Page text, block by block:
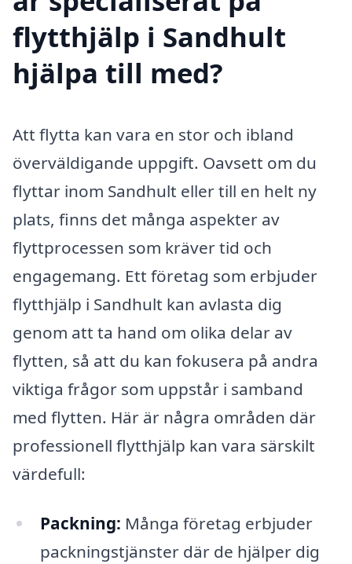
flytthjälp i Sandhult
hjälpa till med?
Att flytta kan vara en stor och ibland
överväldigande uppgift. Oavsett om du
flyttar inom Sandhult eller till en helt ny
plats, finns det många aspekter av
flyttprocessen som kräver tid och
engagemang. Ett företag som erbjuder
flytthjälp i Sandhult kan avlasta dig
genom att ta hand om olika delar av
flytten, så att du kan fokusera på andra
viktiga frågor som uppstår i samband
med flytten. Här är några områden där
professionell flytthjälp kan vara särskilt
värdefull:
Packning: Många företag erbjuder
packningstjänster där de hjälper dig